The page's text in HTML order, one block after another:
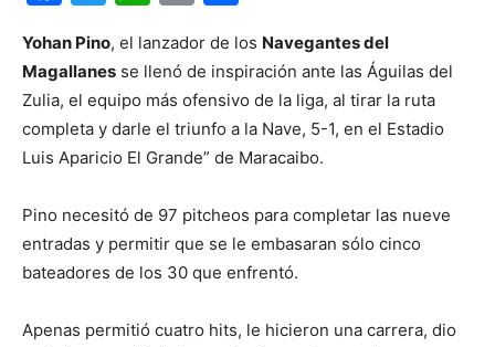
Yohan Pino, el lanzador de los Navegantes del
Magallanes se llenó de inspiración ante las Águilas del
Zulia, el equipo más ofensivo de la liga, al tirar la ruta
completa y darle el triunfo a la Nave, 5-1, en el Estadio
Luis Aparicio El Grande” de Maracaibo.
Pino necesitó de 97 pitcheos para completar las nueve
entradas y permitir que se le embasaran sólo cinco
bateadores de los 30 que enfrentó.
Apenas permitió cuatro hits, le hicieron una carrera, dio